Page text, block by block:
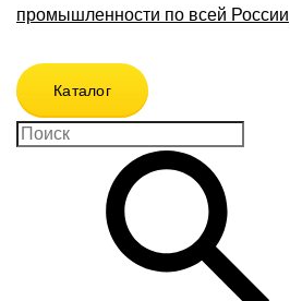
промышленности по всей России
Каталог